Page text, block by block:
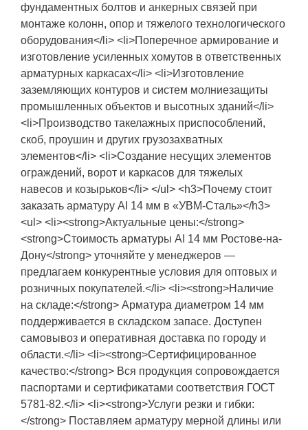
фундаментных болтов и анкерных связей при
монтаже колонн, опор и тяжелого технологического
оборудования</li> <li>Поперечное армирование и
изготовление усиленных хомутов в ответственных
арматурных каркасах</li> <li>Изготовление
заземляющих контуров и систем молниезащиты
промышленных объектов и высотных зданий</li>
<li>Производство такелажных приспособлений,
скоб, проушин и других грузозахватных
элементов</li> <li>Создание несущих элементов
ограждений, ворот и каркасов для тяжелых
навесов и козырьков</li> </ul> <h3>Почему стоит
заказать арматуру АI 14 мм в «УВМ-Сталь»</h3>
<ul> <li><strong>Актуальные цены:</strong>
<strong>Стоимость арматуры АI 14 мм Ростове-на-
Дону</strong> уточняйте у менеджеров —
предлагаем конкурентные условия для оптовых и
розничных покупателей.</li> <li><strong>Наличие
на складе:</strong> Арматура диаметром 14 мм
поддерживается в складском запасе. Доступен
самовывоз и оперативная доставка по городу и
области.</li> <li><strong>Сертифицированное
качество:</strong> Вся продукция сопровождается
паспортами и сертификатами соответствия ГОСТ
5781-82.</li> <li><strong>Услуги резки и гибки:
</strong> Поставляем арматуру мерной длины или